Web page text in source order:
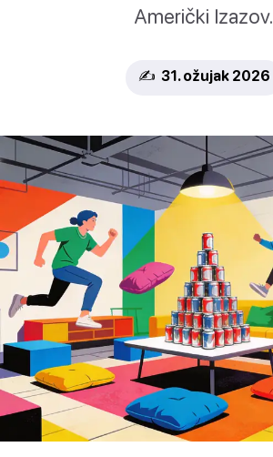
Američki Izazov.
✍️ 31. ožujak 2026